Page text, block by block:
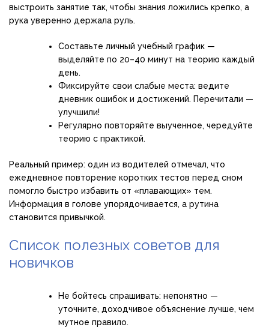
выстроить занятие так, чтобы знания ложились крепко, а
рука уверенно держала руль.
Составьте личный учебный график —
выделяйте по 20–40 минут на теорию каждый
день.
Фиксируйте свои слабые места: ведите
дневник ошибок и достижений. Перечитали —
улучшили!
Регулярно повторяйте выученное, чередуйте
теорию с практикой.
Реальный пример: один из водителей отмечал, что
ежедневное повторение коротких тестов перед сном
помогло быстро избавить от «плавающих» тем.
Информация в голове упорядочивается, а рутина
становится привычкой.
Список полезных советов для
новичков
Не бойтесь спрашивать: непонятно —
уточните, доходчивое объяснение лучше, чем
мутное правило.